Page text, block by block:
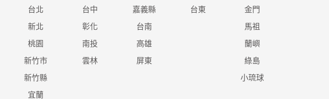
台北 台中 嘉義縣 台東 金門
新北 彰化 台南 馬祖
桃園 南投 高雄 蘭嶼
新竹市 雲林 屏東 綠島
新竹縣 小琉球
宜蘭